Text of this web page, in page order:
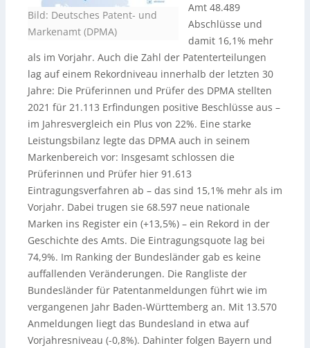
Bild: Deutsches Patent- und
Markenamt (DPMA)
Amt 48.489
Abschlüsse und
damit 16,1% mehr
als im Vorjahr. Auch die Zahl der Patenterteilungen
lag auf einem Rekordniveau innerhalb der letzten 30
Jahre: Die Prüferinnen und Prüfer des DPMA stellten
2021 für 21.113 Erfindungen positive Beschlüsse aus –
im Jahresvergleich ein Plus von 22%. Eine starke
Leistungsbilanz legte das DPMA auch in seinem
Markenbereich vor: Insgesamt schlossen die
Prüferinnen und Prüfer hier 91.613
Eintragungsverfahren ab – das sind 15,1% mehr als im
Vorjahr. Dabei trugen sie 68.597 neue nationale
Marken ins Register ein (+13,5%) – ein Rekord in der
Geschichte des Amts. Die Eintragungsquote lag bei
74,9%. Im Ranking der Bundesländer gab es keine
auffallenden Veränderungen. Die Rangliste der
Bundesländer für Patentanmeldungen führt wie im
vergangenen Jahr Baden-Württemberg an. Mit 13.570
Anmeldungen liegt das Bundesland in etwa auf
Vorjahresniveau (-0,8%). Dahinter folgen Bayern und